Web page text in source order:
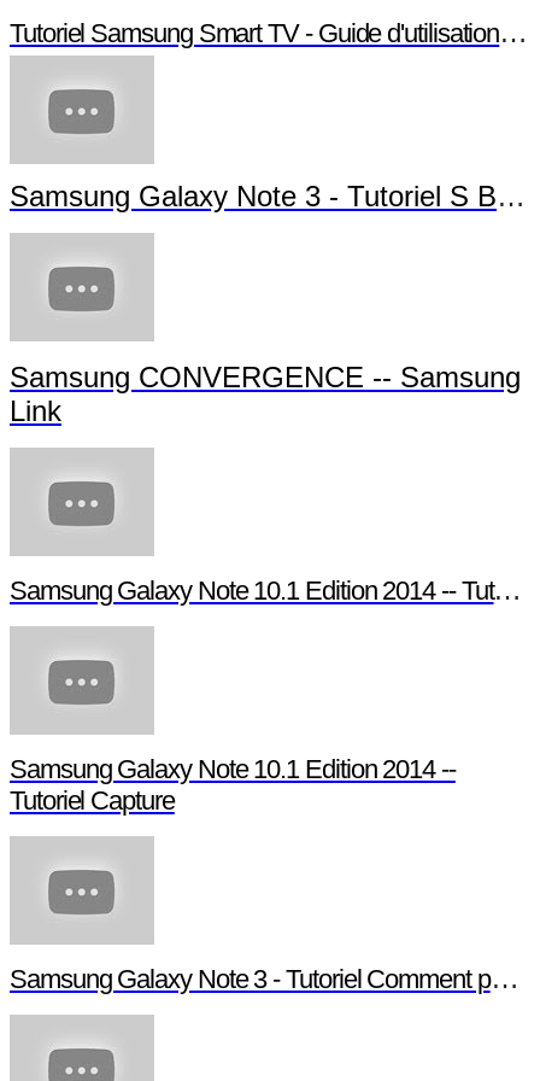
Tutoriel Samsung Smart TV - Guide d'utilisation Smart TV
Samsung Galaxy Note 3 - Tutoriel S Beam
Samsung CONVERGENCE -- Samsung
Link
Samsung Galaxy Note 10.1 Edition 2014 -- Tutoriel Pen Window
Samsung Galaxy Note 10.1 Edition 2014 --
Tutoriel Capture
Samsung Galaxy Note 3 - Tutoriel Comment paramétrer votre Note 3